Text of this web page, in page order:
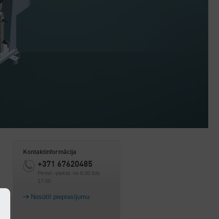
Kontaktinformācija
+371 67620485
Pirmd.–piektd. no 8.00 līdz
17.00
Nosūtīt pieprasījumu